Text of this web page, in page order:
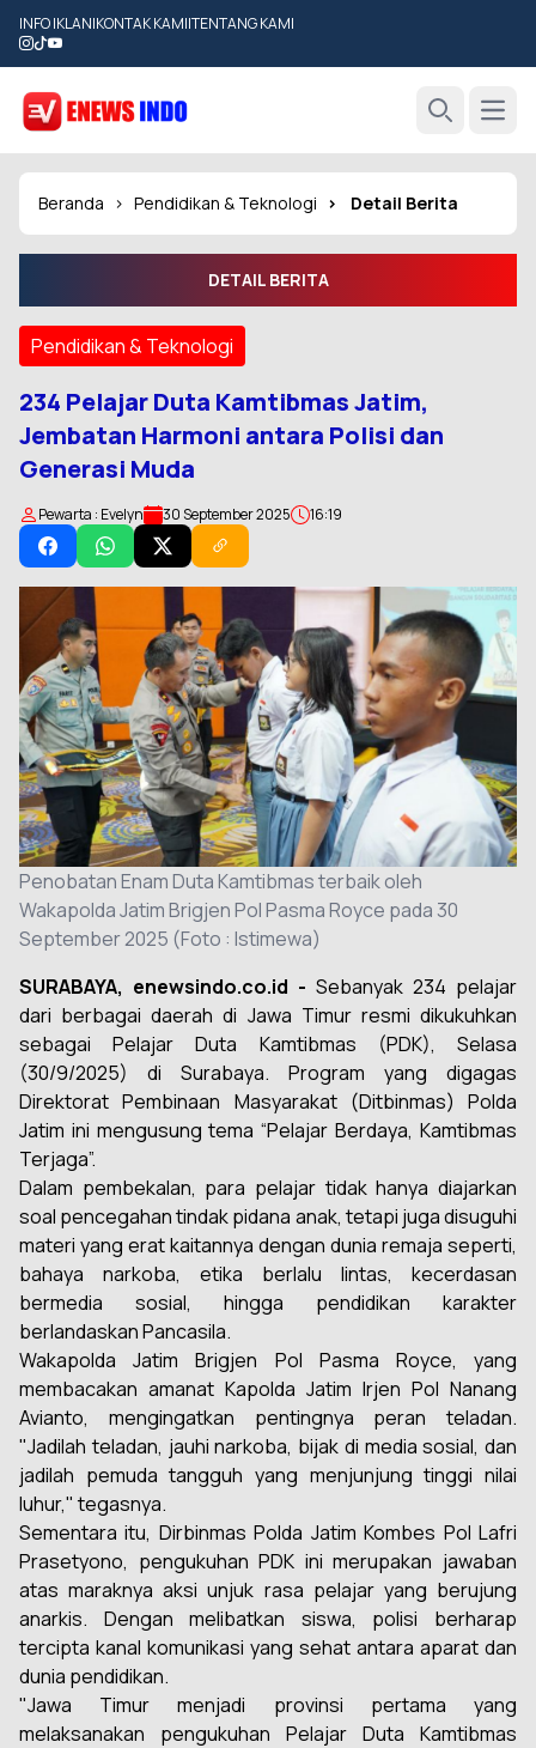
INFO IKLAN|KONTAK KAMI|TENTANG KAMI
Beranda Pendidikan & Teknologi Detail Berita
DETAIL BERITA
Pendidikan & Teknologi
234 Pelajar Duta Kamtibmas Jatim,
Jembatan Harmoni antara Polisi dan
Generasi Muda
Pewarta : Evelyn 30 September 2025 16:19
Penobatan Enam Duta Kamtibmas terbaik oleh
Wakapolda Jatim Brigjen Pol Pasma Royce pada 30
September 2025 (Foto : Istimewa)
SURABAYA, enewsindo.co.id - Sebanyak 234 pelajar
dari berbagai daerah di Jawa Timur resmi dikukuhkan
sebagai Pelajar Duta Kamtibmas (PDK), Selasa
(30/9/2025) di Surabaya. Program yang digagas
Direktorat Pembinaan Masyarakat (Ditbinmas) Polda
Jatim ini mengusung tema “Pelajar Berdaya, Kamtibmas
Terjaga”.
Dalam pembekalan, para pelajar tidak hanya diajarkan
soal pencegahan tindak pidana anak, tetapi juga disuguhi
materi yang erat kaitannya dengan dunia remaja seperti,
bahaya narkoba, etika berlalu lintas, kecerdasan
bermedia sosial, hingga pendidikan karakter
berlandaskan Pancasila.
Wakapolda Jatim Brigjen Pol Pasma Royce, yang
membacakan amanat Kapolda Jatim Irjen Pol Nanang
Avianto, mengingatkan pentingnya peran teladan.
"Jadilah teladan, jauhi narkoba, bijak di media sosial, dan
jadilah pemuda tangguh yang menjunjung tinggi nilai
luhur," tegasnya.
Sementara itu, Dirbinmas Polda Jatim Kombes Pol Lafri
Prasetyono, pengukuhan PDK ini merupakan jawaban
atas maraknya aksi unjuk rasa pelajar yang berujung
anarkis. Dengan melibatkan siswa, polisi berharap
tercipta kanal komunikasi yang sehat antara aparat dan
dunia pendidikan.
"Jawa Timur menjadi provinsi pertama yang
melaksanakan pengukuhan Pelajar Duta Kamtibmas